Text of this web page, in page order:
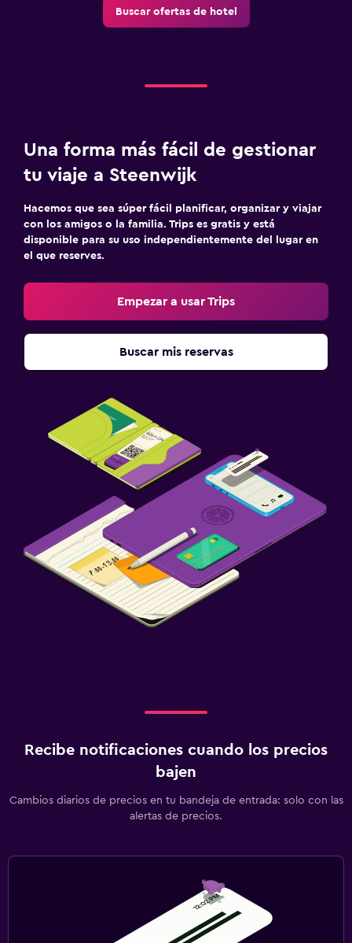
Buscar ofertas de hotel
Una forma más fácil de gestionar
tu viaje a Steenwijk
Hacemos que sea súper fácil planificar, organizar y viajar
con los amigos o la familia. Trips es gratis y está
disponible para su uso independientemente del lugar en
el que reserves.
Empezar a usar Trips
Buscar mis reservas
Recibe notificaciones cuando los precios
bajen
Cambios diarios de precios en tu bandeja de entrada: solo con las
alertas de precios.